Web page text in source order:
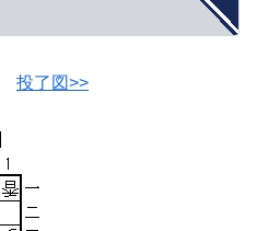
投了図>>